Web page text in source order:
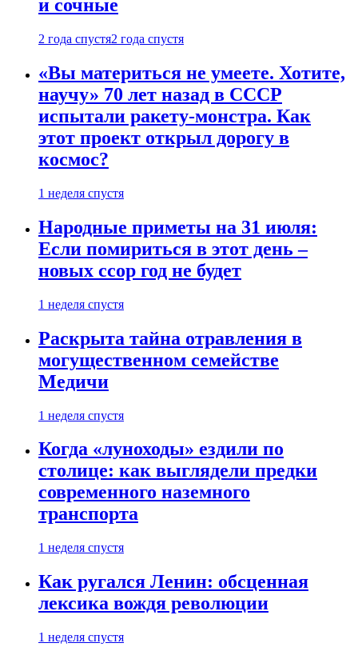
и сочные
2 года спустя2 года спустя
«Вы материться не умеете. Хотите,
научу» 70 лет назад в СССР
испытали ракету-монстра. Как
этот проект открыл дорогу в
космос?
1 неделя спустя
Народные приметы на 31 июля:
Если помириться в этот день –
новых ссор год не будет
1 неделя спустя
Раскрыта тайна отравления в
могущественном семействе
Медичи
1 неделя спустя
Когда «луноходы» ездили по
столице: как выглядели предки
современного наземного
транспорта
1 неделя спустя
Как ругался Ленин: обсценная
лексика вождя революции
1 неделя спустя